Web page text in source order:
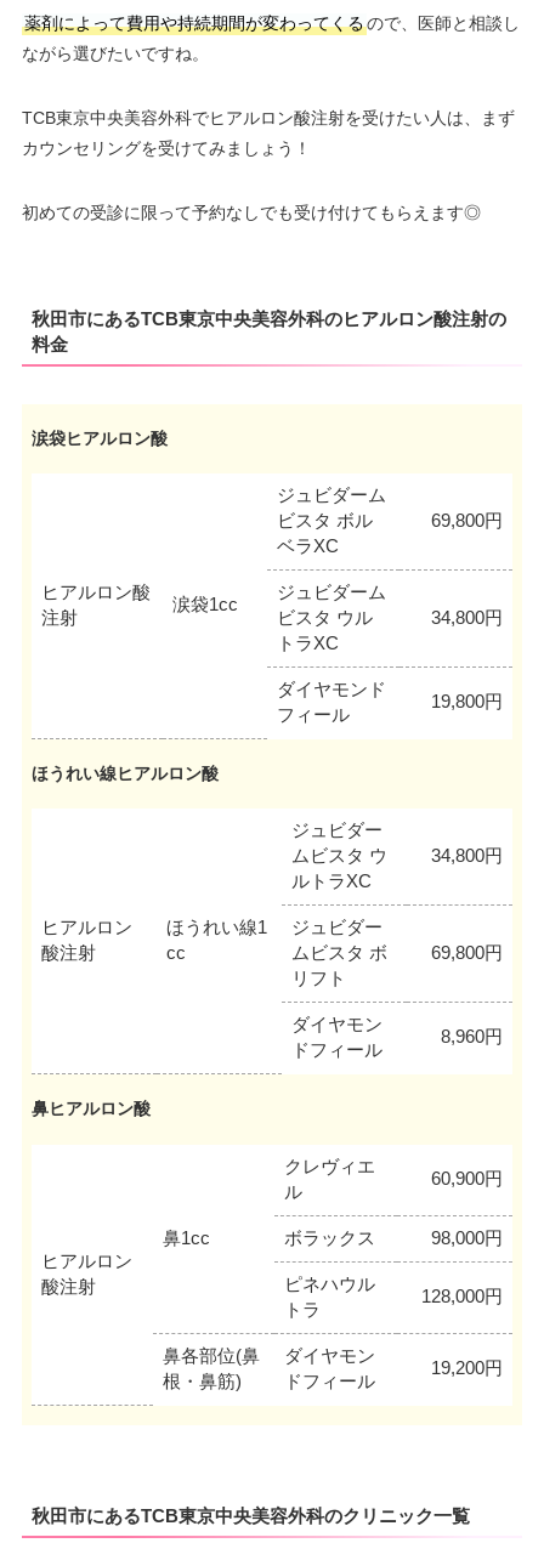
薬剤によって費用や持続期間が変わってくるので、医師と相談し
ながら選びたいですね。
TCB東京中央美容外科でヒアルロン酸注射を受けたい人は、まず
カウンセリングを受けてみましょう！
初めての受診に限って予約なしでも受け付けてもらえます◎
秋田市にあるTCB東京中央美容外科のヒアルロン酸注射の
料金
涙袋ヒアルロン酸
ヒアルロン酸
注射
涙袋1cc
ジュビダーム
ビスタ ボル
ベラXC
69,800円
ジュビダーム
ビスタ ウル
トラXC
34,800円
ダイヤモンド
フィール
19,800円
ほうれい線ヒアルロン酸
ヒアルロン
酸注射
ほうれい線1
cc
ジュビダー
ムビスタ ウ
ルトラXC
34,800円
ジュビダー
ムビスタ ボ
リフト
69,800円
ダイヤモン
ドフィール
8,960円
鼻ヒアルロン酸
ヒアルロン
酸注射
鼻1cc
クレヴィエ
ル
60,900円
ボラックス 98,000円
ピネハウル
トラ
128,000円
鼻各部位(鼻
根・鼻筋)
ダイヤモン
ドフィール
19,200円
秋田市にあるTCB東京中央美容外科のクリニック一覧